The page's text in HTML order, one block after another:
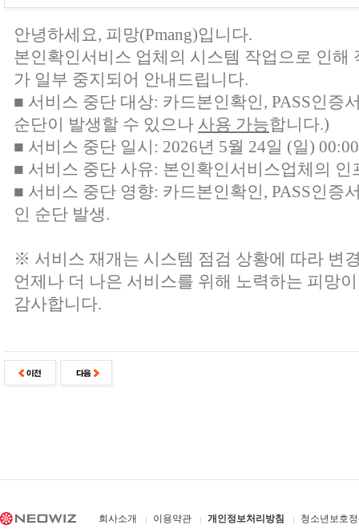
안녕하세요, 피망(Pmang)입니다.
본인확인서비스 업체의 시스템 작업으로 인해
가 일부 중지되어 안내드립니다.
■ 서비스 중단 대상: 카드본인확인, PASS인증
순단이 발생할 수 있으나 사용 가능합니다.)
■ 서비스 중단 일시: 2026년 5월 24일 (일)
■ 서비스 중단 사유: 본인확인서비스업체의 인
■ 서비스 중단 영향: 카드본인확인, PASS인증
인 순단 발생.
※ 서비스 재개는 시스템 점검 상황에 따라 변
언제나 더 나은 서비스를 위해 노력하는 피망
감사합니다.
회사소개 이용약관 개인정보처리방침 청소년보호